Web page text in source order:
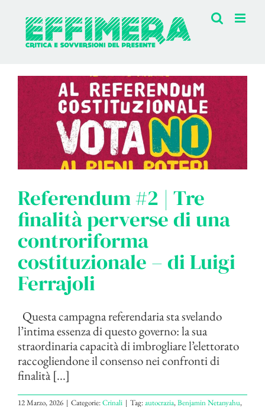
contenuto
Referendum #2 | Tre
finalità perverse di una
controriforma
costituzionale – di Luigi
Ferrajoli
Questa campagna referendaria sta svelando
l’intima essenza di questo governo: la sua
straordinaria capacità di imbrogliare l’elettorato
raccogliendone il consenso nei confronti di
finalità [...]
12 Marzo, 2026 | Categorie:Crinali | Tag:autocrazia,Benjamin Netanyahu,